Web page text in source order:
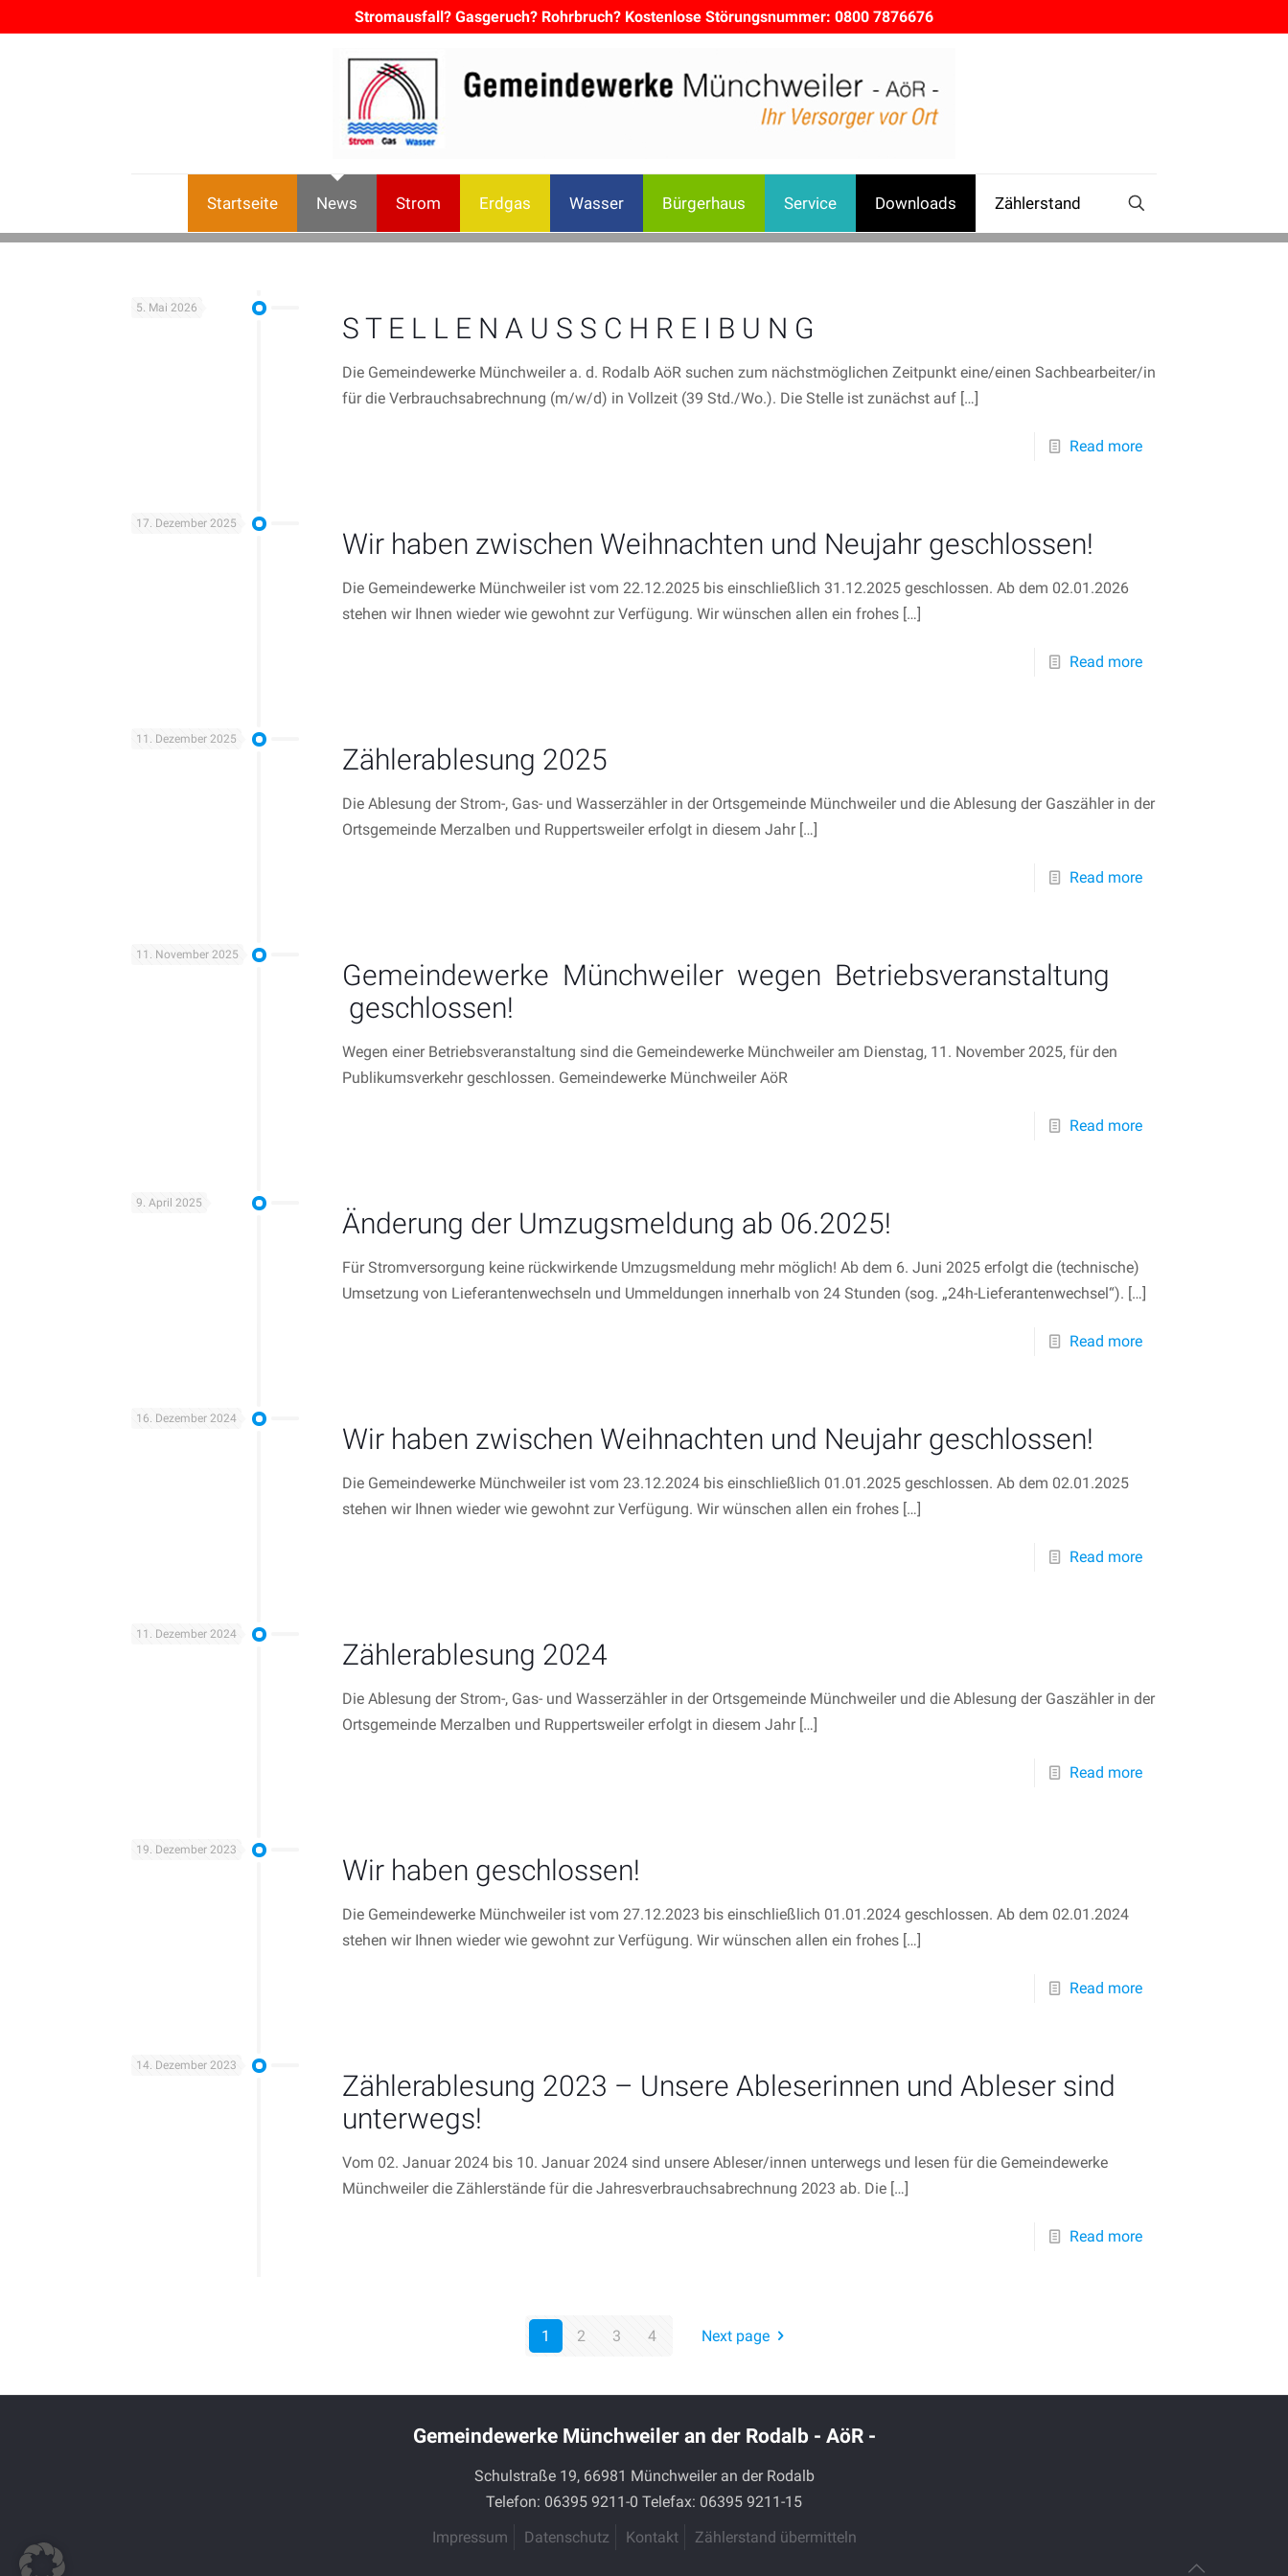
Stromausfall? Gasgeruch? Rohrbruch? Kostenlose Störungsnummer: 0800 7876676
Startseite News Strom Erdgas Wasser Bürgerhaus Service Downloads Zählerstand
5. Mai 2026
S T E L L E N A U S S C H R E I B U N G
Die Gemeindewerke Münchweiler a. d. Rodalb AöR suchen zum nächstmöglichen Zeitpunkt eine/einen Sachbearbeiter/in
für die Verbrauchsabrechnung (m/w/d) in Vollzeit (39 Std./Wo.). Die Stelle ist zunächst auf […]
Read more
17. Dezember 2025
Wir haben zwischen Weihnachten und Neujahr geschlossen!
Die Gemeindewerke Münchweiler ist vom 22.12.2025 bis einschließlich 31.12.2025 geschlossen. Ab dem 02.01.2026
stehen wir Ihnen wieder wie gewohnt zur Verfügung. Wir wünschen allen ein frohes […]
Read more
11. Dezember 2025
Zählerablesung 2025
Die Ablesung der Strom-, Gas- und Wasserzähler in der Ortsgemeinde Münchweiler und die Ablesung der Gaszähler in der
Ortsgemeinde Merzalben und Ruppertsweiler erfolgt in diesem Jahr[…]
Read more
11. November 2025
Gemeindewerke Münchweiler wegen Betriebsveranstaltung
geschlossen!
Wegen einer Betriebsveranstaltung sind die Gemeindewerke Münchweiler am Dienstag, 11. November 2025, für den
Publikumsverkehr geschlossen. Gemeindewerke Münchweiler AöR
Read more
9. April 2025
Änderung der Umzugsmeldung ab 06.2025!
Für Stromversorgung keine rückwirkende Umzugsmeldung mehr möglich! Ab dem 6. Juni 2025 erfolgt die (technische)
Umsetzung von Lieferantenwechseln und Ummeldungen innerhalb von 24 Stunden (sog. „24h-Lieferantenwechsel“). […]
Read more
16. Dezember 2024
Wir haben zwischen Weihnachten und Neujahr geschlossen!
Die Gemeindewerke Münchweiler ist vom 23.12.2024 bis einschließlich 01.01.2025 geschlossen. Ab dem 02.01.2025
stehen wir Ihnen wieder wie gewohnt zur Verfügung. Wir wünschen allen ein frohes […]
Read more
11. Dezember 2024
Zählerablesung 2024
Die Ablesung der Strom-, Gas- und Wasserzähler in der Ortsgemeinde Münchweiler und die Ablesung der Gaszähler in der
Ortsgemeinde Merzalben und Ruppertsweiler erfolgt in diesem Jahr[…]
Read more
19. Dezember 2023
Wir haben geschlossen!
Die Gemeindewerke Münchweiler ist vom 27.12.2023 bis einschließlich 01.01.2024 geschlossen. Ab dem 02.01.2024
stehen wir Ihnen wieder wie gewohnt zur Verfügung. Wir wünschen allen ein frohes […]
Read more
14. Dezember 2023
Zählerablesung 2023 – Unsere Ableserinnen und Ableser sind
unterwegs!
Vom 02. Januar 2024 bis 10. Januar 2024 sind unsere Ableser/innen unterwegs und lesen für die Gemeindewerke
Münchweiler die Zählerstände für die Jahresverbrauchsabrechnung 2023 ab. Die […]
Read more
1 2 3 4 Next page
Gemeindewerke Münchweiler an der Rodalb - AöR -
Schulstraße 19, 66981 Münchweiler an der Rodalb
Telefon: 06395 9211-0 Telefax: 06395 9211-15
Impressum
Datenschutz Kontakt Zählerstand übermitteln